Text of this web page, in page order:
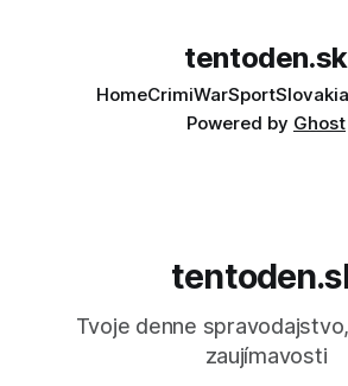
tentoden.sk
HomeCrimiWarSportSlovakia
Powered by Ghost
Tvoje denne
zaujímavosti